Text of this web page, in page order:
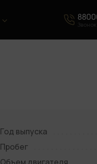
Год выпуска
Пробег